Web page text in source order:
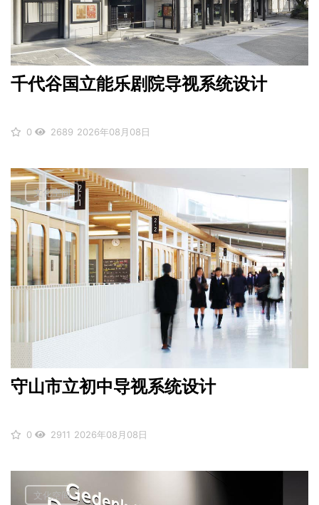
千代谷国立能乐剧院导视系统设计
0 2689 2026年08月08日
守山市立初中导视系统设计
文化空间
0 2911 2026年08月08日
文化空间